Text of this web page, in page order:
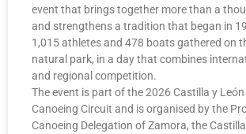
event that brings together more than a
and strengthens a tradition that began in
1,015 athletes and 478 boats gathered on
natural park, in a day that combines
and regional competition.
The event is part of the 2026 Castilla y
Canoeing Circuit and is organised by the
Canoeing Delegation of Zamora, the